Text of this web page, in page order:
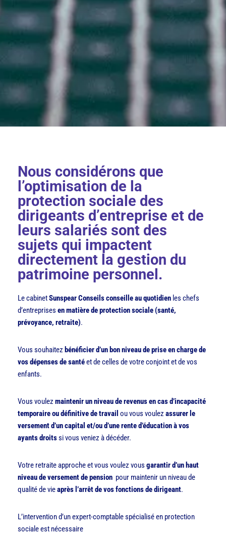
Nous considérons que
l’optimisation de la
protection sociale des
dirigeants d’entreprise et de
leurs salariés sont des
sujets qui impactent
directement la gestion du
patrimoine personnel.
Le cabinetSunspear Conseilsconseille au quotidien les chefs
d’entreprises en matière de protection sociale (santé,
prévoyance, retraite).
Vous souhaitez bénéficier d’un bon niveau de prise en charge de
vos dépenses de santéet de celles de votre conjoint et de vos
enfants.
Vous voulez maintenir un niveau de revenus en cas d’incapacité
temporaire ou définitive de travail ou vous voulez assurer le
versement d’un capital et/ou d’une rente d’éducation à vos
ayants droitssi vous veniez à décéder.
Votre retraite approche et vous voulez vous garantir d’un haut
niveau de versement de pension pour maintenir un niveau de
qualité de vieaprès l’arrêt de vos fonctions de dirigeant.
L’intervention d’un expert-comptable spécialisé en protection
sociale est nécessaire